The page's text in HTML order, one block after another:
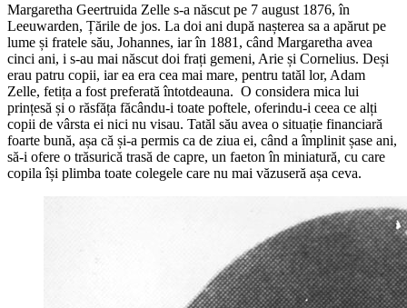
Margaretha Geertruida Zelle s-a născut pe 7 august 1876, în
Leeuwarden, Țările de jos. La doi ani după nașterea sa a apărut pe
lume și fratele său, Johannes, iar în 1881, când Margaretha avea
cinci ani, i s-au mai născut doi frați gemeni, Arie și Cornelius. Deși
erau patru copii, iar ea era cea mai mare, pentru tatăl lor, Adam
Zelle, fetița a fost preferată întotdeauna. O considera mica lui
prințesă și o răsfăța făcându-i toate poftele, oferindu-i ceea ce alți
copii de vârsta ei nici nu visau. Tatăl său avea o situație financiară
foarte bună, așa că și-a permis ca de ziua ei, când a împlinit șase ani,
să-i ofere o trăsurică trasă de capre, un faeton în miniatură, cu care
copila își plimba toate colegele care nu mai văzuseră așa ceva.